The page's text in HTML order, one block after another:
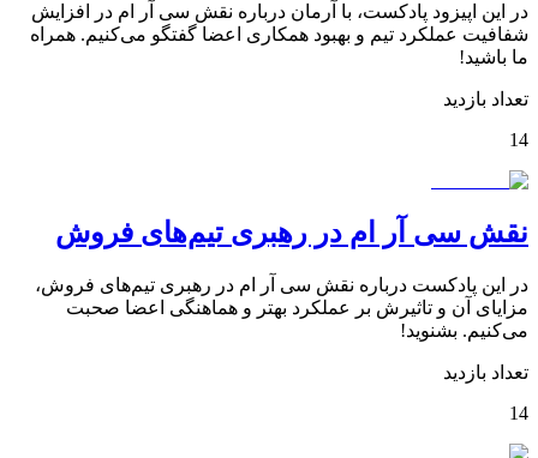
در این اپیزود پادکست، با آرمان درباره نقش سی آر ام در افزایش
شفافیت عملکرد تیم و بهبود همکاری اعضا گفتگو می‌کنیم. همراه
ما باشید!
تعداد بازدید
14
نقش سی آر ام در رهبری تیم‌های فروش
در این پادکست درباره نقش سی آر ام در رهبری تیم‌های فروش،
مزایای آن و تاثیرش بر عملکرد بهتر و هماهنگی اعضا صحبت
می‌کنیم. بشنوید!
تعداد بازدید
14